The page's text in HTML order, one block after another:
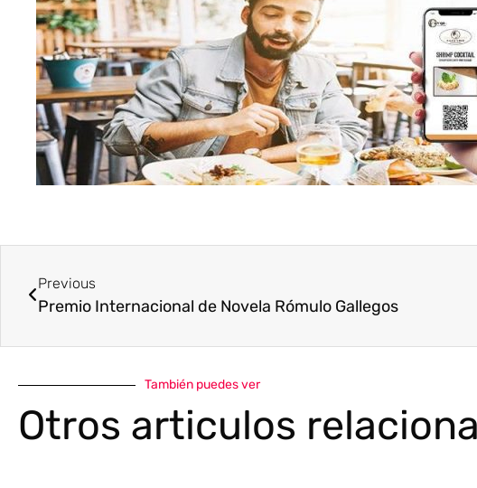
Previous
Premio Internacional de Novela Rómulo Gallegos
También puedes ver
Otros articulos